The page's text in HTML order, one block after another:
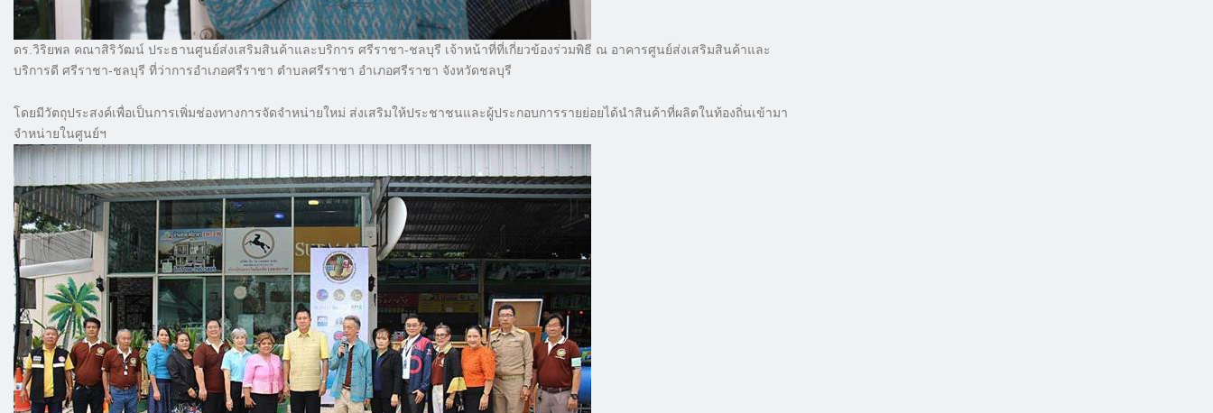
ดร.วิริยพล คณาสิริวัฒน์ ประธานศูนย์ส่งเสริมสินค้าและบริการ ศรีราชา-ชลบุรี เจ้าหน้าที่ที่เกี่ยวข้องร่วมพิธี ณ อาคารศูนย์ส่งเสริมสินค้าและ
บริการดี ศรีราชา-ชลบุรี ที่ว่าการอำเภอศรีราชา ตำบลศรีราชา อำเภอศรีราชา จังหวัดชลบุรี
โดยมีวัตถุประสงค์เพื่อเป็นการเพิ่มช่องทางการจัดจำหน่ายใหม่ ส่งเสริมให้ประชาชนและผู้ประกอบการรายย่อยได้นำสินค้าที่ผลิตในท้องถิ่นเข้ามา
จำหน่ายในศูนย์ฯ